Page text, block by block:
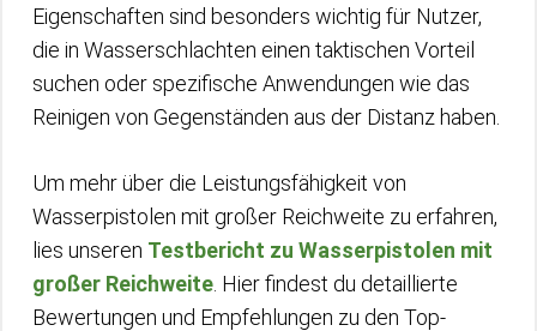
Eigenschaften sind besonders wichtig für Nutzer,
die in Wasserschlachten einen taktischen Vorteil
suchen oder spezifische Anwendungen wie das
Reinigen von Gegenständen aus der Distanz haben.
Um mehr über die Leistungsfähigkeit von
Wasserpistolen mit großer Reichweite zu erfahren,
lies unseren Testbericht zu Wasserpistolen mit
großer Reichweite . Hier findest du detaillierte
Bewertungen und Empfehlungen zu den Top-